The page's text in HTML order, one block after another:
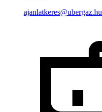
ajanlatkeres@ubergaz.hu